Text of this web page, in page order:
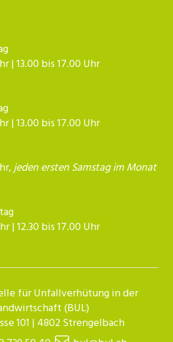
| 13.00 bis 17.00 Uhr
| 13.00 bis 17.00 Uhr
jeden ersten Samstag im Monat
| 12.30 bis 17.00 Uhr​​​​​​
für Unfallverhütung in der
(BUL)
101 | 4802 Strengelbach